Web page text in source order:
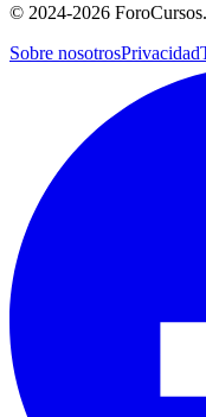
© 2024-2026
Sobre nosotrosPrivacidad